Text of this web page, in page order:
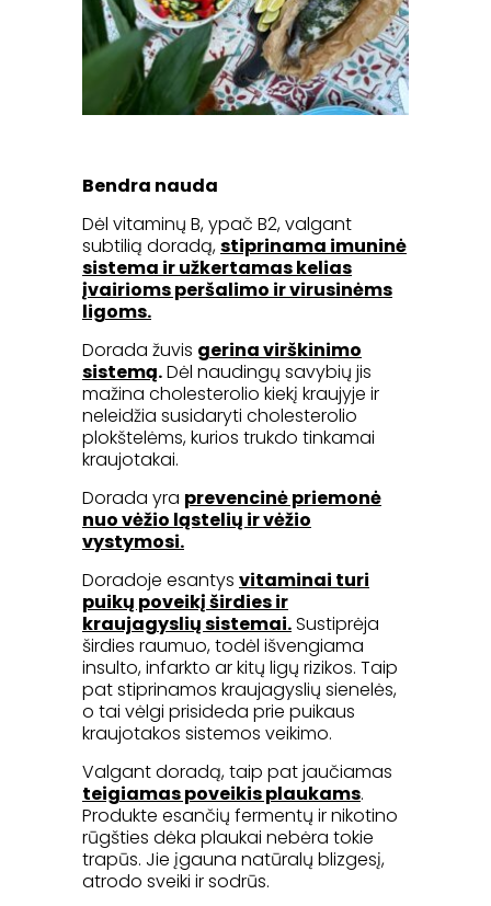
Bendra nauda
Dėl vitaminų B, ypač B2, valgant
subtilią doradą,stiprinama imuninė
sistema ir užkertamas kelias
įvairioms peršalimo ir virusinėms
ligoms.
Dorada žuvis gerina virškinimo
sistemą.Dėl naudingų savybių jis
mažina cholesterolio kiekį kraujyje ir
neleidžia susidaryti cholesterolio
plokštelėms, kurios trukdo tinkamai
kraujotakai.
Dorada yra prevencinė priemonė
nuo vėžio ląstelių ir vėžio
vystymosi.
Doradoje esantys vitaminai turi
puikų poveikį širdies ir
kraujagyslių sistemai.Sustiprėja
širdies raumuo, todėl išvengiama
insulto, infarkto ar kitų ligų rizikos. Taip
pat stiprinamos kraujagyslių sienelės,
o tai vėlgi prisideda prie puikaus
kraujotakos sistemos veikimo.
Valgant doradą, taip pat jaučiamas
teigiamas poveikis plaukams.
Produkte esančių fermentų ir nikotino
rūgšties dėka plaukai nebėra tokie
trapūs. Jie įgauna natūralų blizgesį,
atrodo sveiki ir sodrūs.